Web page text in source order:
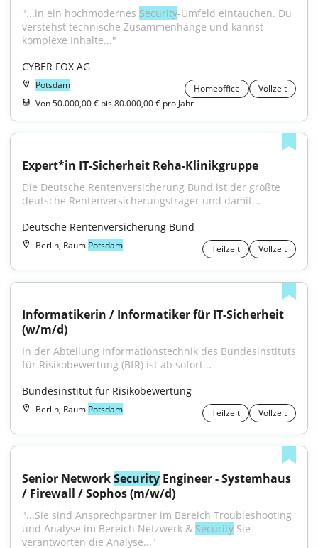
"...in ein hochmodernes Security-Umfeld eintauchen. Du
verstehst technische Zusammenhänge und kannst
komplexe Inhalte..."
CYBER FOX AG
Potsdam Homeoffice
Vollzeit
Von 50.000,00 € bis 80.000,00 € pro Jahr
Expert*in IT-Sicherheit Reha-Klinikgruppe
Die Deutsche Rentenversicherung Bund ist der größte
deutsche Rentenversicherungsträger und damit...
Deutsche Rentenversicherung Bund
Berlin, Raum Potsdam Teilzeit Vollzeit
Informatikerin / Informatiker für IT-Sicherheit
(w/m/d)
In der Abteilung Informationstechnik des Bundesinstituts
für Risikobewertung (BfR) ist ab sofort...
Bundesinstitut für Risikobewertung
Berlin, Raum Potsdam Teilzeit Vollzeit
Senior Network Security Engineer - Systemhaus
/ Firewall / Sophos (m/w/d)
"...Sie sind Ansprechpartner im Bereich Troubleshooting
und Analyse im Bereich Netzwerk & Security Sie
verantworten die Analyse..."